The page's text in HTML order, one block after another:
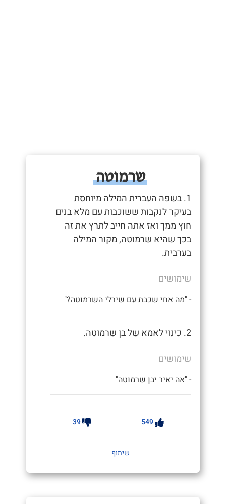
שרמוטה
1. בשפה העברית המילה מיוחסת
בעיקר לנקבות ששוכבות עם מלא בנים
חוץ ממך ואז אתה חייב לתרץ את זה
בכך שהיא שרמוטה, מקור המילה
בערבית.
שימושים
- "מה אחי שכבת עם שירלי השרמוטה?"
2. כינוי לאמא של בן שרמוטה.
שימושים
- "אה יאיר יבן שרמוטה"
549
39
שיתוף